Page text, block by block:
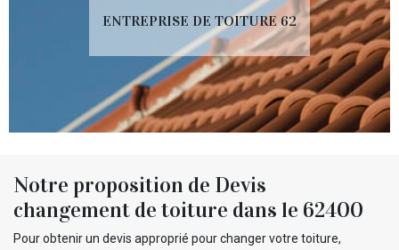
ENTREPRISE DE TOITURE 62
Notre proposition de Devis
changement de toiture dans le 62400
Pour obtenir un devis approprié pour changer votre toiture,